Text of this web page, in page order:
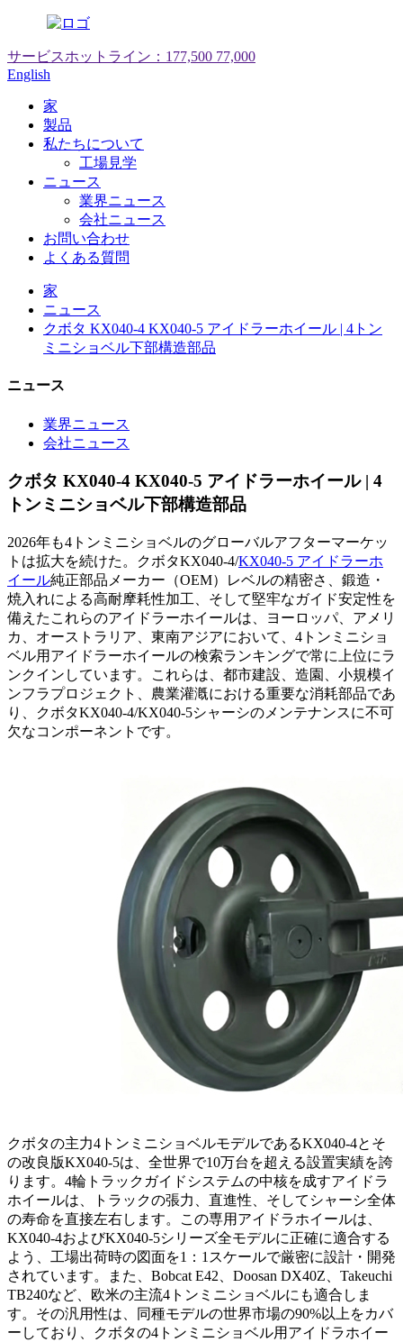
サービスホットライン： 177,500 77,000
English
家
製品
私たちについて
工場見学
ニュース
業界ニュース
会社ニュース
お問い合わせ
よくある質問
家
ニュース
クボタ KX040-4 KX040-5 アイドラーホイール | 4トン
ミニショベル下部構造部品
ニュース
業界ニュース
会社ニュース
クボタ KX040-4 KX040-5 アイドラーホイール | 4
トンミニショベル下部構造部品
2026年も4トンミニショベルのグローバルアフターマーケッ
トは拡大を続けた。クボタKX040-4/KX040-5 アイドラーホ
イール純正部品メーカー（OEM）レベルの精密さ、鍛造・
焼入れによる高耐摩耗性加工、そして堅牢なガイド安定性を
備えたこれらのアイドラーホイールは、ヨーロッパ、アメリ
カ、オーストラリア、東南アジアにおいて、4トンミニショ
ベル用アイドラーホイールの検索ランキングで常に上位にラ
ンクインしています。これらは、都市建設、造園、小規模イ
ンフラプロジェクト、農業灌漑における重要な消耗部品であ
り、クボタKX040-4/KX040-5シャーシのメンテナンスに不可
欠なコンポーネントです。
クボタの主力4トンミニショベルモデルであるKX040-4とそ
の改良版KX040-5は、全世界で10万台を超える設置実績を誇
ります。4輪トラックガイドシステムの中核を成すアイドラ
ホイールは、トラックの張力、直進性、そしてシャーシ全体
の寿命を直接左右します。この専用アイドラホイールは、
KX040-4およびKX040-5シリーズ全モデルに正確に適合する
よう、工場出荷時の図面を1：1スケールで厳密に設計・開発
されています。また、Bobcat E42、Doosan DX40Z、Takeuchi
TB240など、欧米の主流4トンミニショベルにも適合しま
す。その汎用性は、同種モデルの世界市場の90%以上をカバ
ーしており、クボタの4トンミニショベル用アイドラホイー